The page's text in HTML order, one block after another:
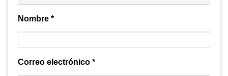
Nombre *
Correo electrónico *